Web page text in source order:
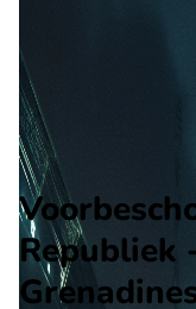
Dominicaanse Republiek -
Opstellingen
Voorspelling
Voorbeschouwing
Republiek